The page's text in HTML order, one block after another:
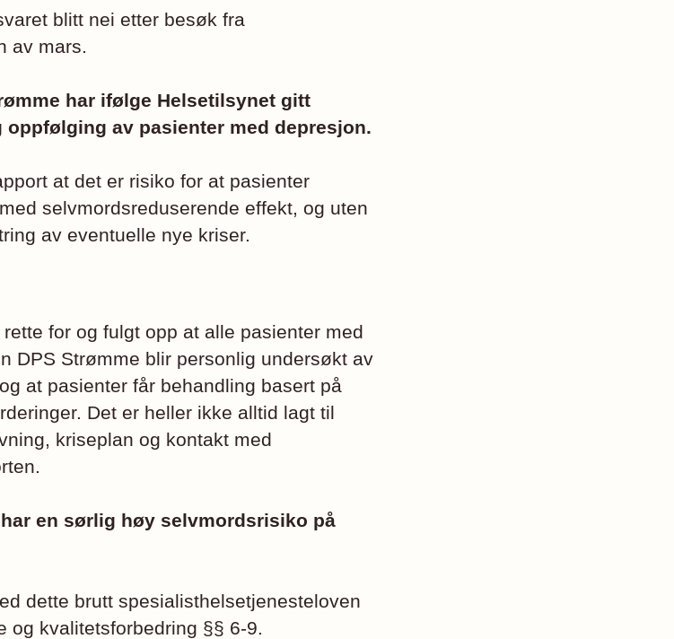
blitt nei etter besøk fra
av mars.
har ifølge Helsetilsynet gitt
av pasienter med depresjon.
at det er risiko for at pasienter
selvmordsreduserende effekt, og uten
av eventuelle nye kriser.
for og fulgt opp at alle pasienter med
DPS Strømme blir personlig undersøkt av
at pasienter får behandling basert på
Det er heller ikke alltid lagt til
kriseplan og kontakt med
en sørlig høy selvmordsrisiko på
dette brutt spesialisthelsetjenesteloven
og kvalitetsforbedring §§ 6-9.